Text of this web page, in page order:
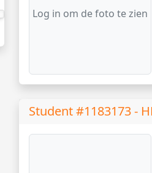
Log in om de foto te zien
Student #1183173 -